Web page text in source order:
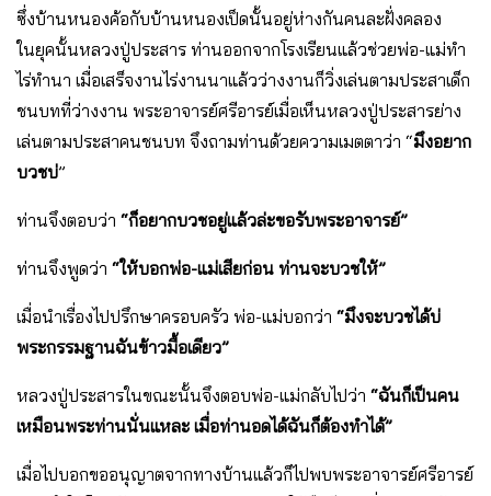
ซึ่งบ้านหนองค้อกับบ้านหนองเป็ดนั้นอยู่ห่างกันคนละฝั่งคลอง
ในยุคนั้นหลวงปู่ประสาร ท่านออกจากโรงเรียนแล้วช่วยพ่อ-แม่ทำ
ไร่ทำนา เมื่อเสร็จงานไร่งานนาแล้วว่างงานก็วิ่งเล่นตามประสาเด็ก
ชนบทที่ว่างงาน พระอาจารย์ศรีอารย์เมื่อเห็นหลวงปู่ประสารย่าง
เล่นตามประสาคนชนบท จึงถามท่านด้วยความเมตตาว่า “มึงอยาก
บวชบ่”
ท่านจึงตอบว่า “ก็อยากบวชอยู่แล้วล่ะขอรับพระอาจารย์”
ท่านจึงพูดว่า “ให้บอกพ่อ-แม่เสียก่อน ท่านจะบวชให้”
เมื่อนำเรื่องไปปรึกษาครอบครัว พ่อ-แม่บอกว่า “มึงจะบวชได้บ่
พระกรรมฐานฉันข้าวมื้อเดียว”
หลวงปู่ประสารในขณะนั้นจึงตอบพ่อ-แม่กลับไปว่า “ฉันก็เป็นคน
เหมือนพระท่านนั่นแหละ เมื่อท่านอดได้ฉันก็ต้องทำได้”
เมื่อไปบอกขออนุญาตจากทางบ้านแล้วก็ไปพบพระอาจารย์ศรีอารย์